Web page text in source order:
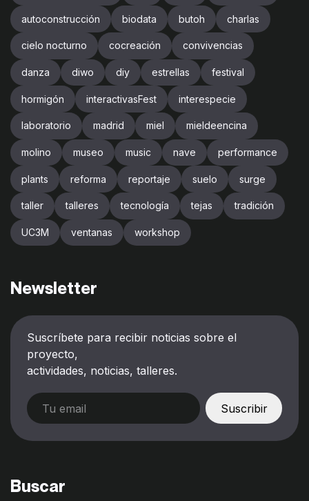
autoconstrucción biodata butoh charlas
cielo nocturno cocreación convivencias
danza diwo diy estrellas festival
hormigón interactivasFest interespecie
laboratorio madrid miel mieldeencina
molino museo music nave performance
plants reforma reportaje suelo surge
taller talleres tecnología tejas tradición
UC3M ventanas workshop
Newsletter
Suscríbete para recibir noticias sobre el
proyecto,
actividades, noticias, talleres.
Buscar